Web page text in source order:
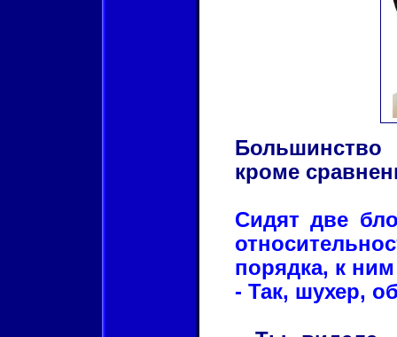
кроме
Сидят две
порядка, к
- Так, шухер,